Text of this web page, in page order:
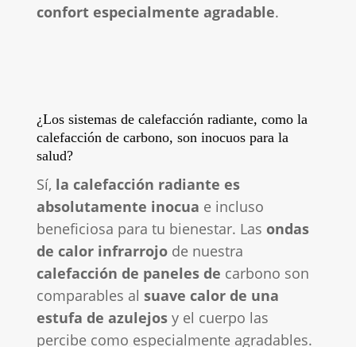
confort especialmente agradable.
¿Los sistemas de calefacción radiante, como la
calefacción de carbono, son inocuos para la
salud?
Sí, la calefacción radiante es
absolutamente inocua e incluso
beneficiosa para tu bienestar. Las ondas
de calor infrarrojode nuestra
calefacción de paneles de carbono son
comparables al suave calor de una
estufa de azulejosy el cuerpo las
percibe como especialmente agradables.